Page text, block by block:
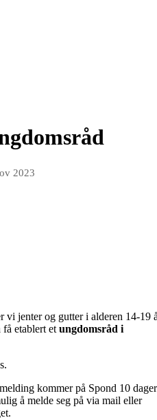
2023
vi jenter og gutter i alderen 14-19
få etablert et ungdomsråd i
kommer på Spond 10
å melde seg på via mail eller